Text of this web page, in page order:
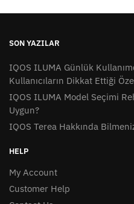
SON YAZILAR
IQOS ILUMA Günlük
Kullanıcıların Dikkat Ettiği
IQOS ILUMA Model Seçimi
Uygun?
IQOS Terea Hakkında
HELP
My Account
Customer Help